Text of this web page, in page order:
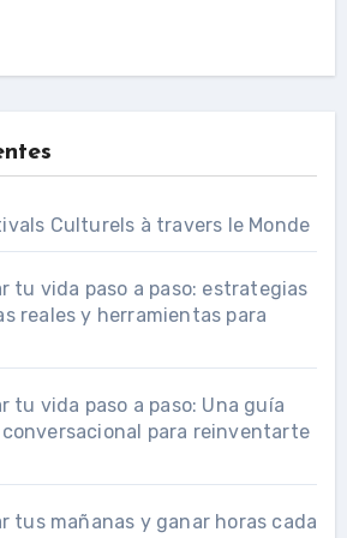
Culturels à travers le Monde
tu vida paso a paso: estrategias
reales y herramientas para
tu vida paso a paso: Una guía
para reinventarte
tus mañanas y ganar horas cada